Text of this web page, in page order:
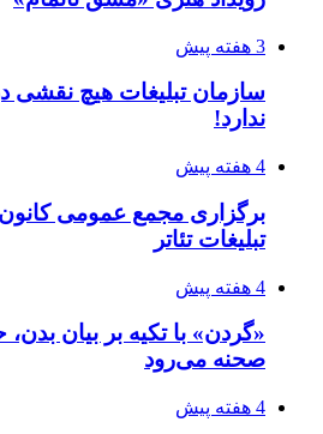
3 هفته پیش
سازمان تبلیغات هیچ نقشی
ندارد!
4 هفته پیش
برگزاری مجمع عمومی
تبلیغات تئاتر
4 هفته پیش
«گردن» با تکیه بر بیان
صحنه می‌رود
4 هفته پیش